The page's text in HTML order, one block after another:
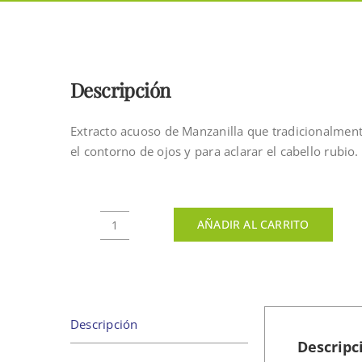
Descripción
Extracto acuoso de Manzanilla que
el contorno de ojos y para aclarar el cabello rubio.
EXTRACTO
AÑADIR AL CARRITO
Descripción